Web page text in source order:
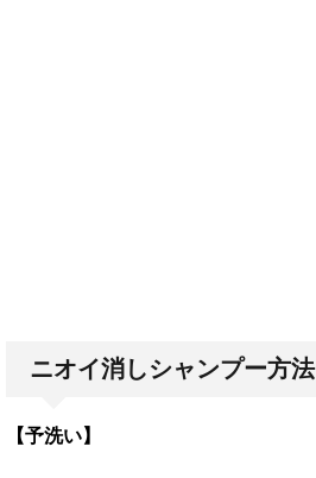
ニオイ消しシャンプー方法
【予洗い】